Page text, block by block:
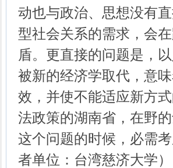
动也与政治、思想没有
型社会关系的需求，会
盾。更直接的问题是，
被新的经济学取代，意
效，并使不能适应新方
法政策的湖南省，在野
这个问题的时候，必需
者单位：台湾慈济大学）